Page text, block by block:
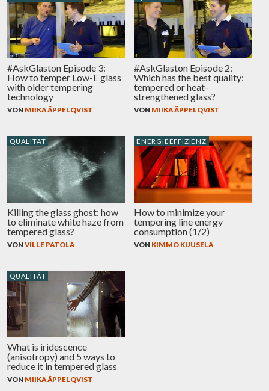
#AskGlaston Episode 3:
How to temper Low-E glass
with older tempering
technology
VON MIIKA ÄPPELQVIST
#AskGlaston Episode 2:
Which has the best quality:
tempered or heat-
strengthened glass?
VON MIIKA ÄPPELQVIST
QUALITÄT
Killing the glass ghost: how
to eliminate white haze from
tempered glass?
VON VILLE PATOLA
ENERGIEEFFIZIENZ
How to minimize your
tempering line energy
consumption (1/2)
VON KIMMO KUUSELA
QUALITÄT
What is iridescence
(anisotropy) and 5 ways to
reduce it in tempered glass
VON MIIKA ÄPPELQVIST